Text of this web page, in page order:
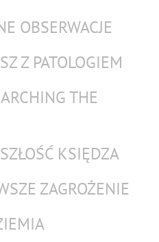
OBSERWACJE
Z PATOLOGIEM
THE
KSIĘDZA
ZAGROŻENIE